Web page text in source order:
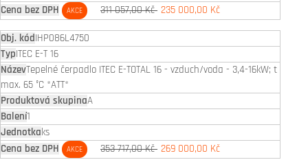
AKCE 311 057,00 Kč 235 000,00 Kč
IHP086L4750
ITEC E-T 16
Tepelné čerpadlo ITEC E-TOTAL 16 - vzduch/voda - 3,4-16kW; t
max. 65 °C *ATT*
A
1
ks
AKCE 353 717,00 Kč 269 000,00 Kč